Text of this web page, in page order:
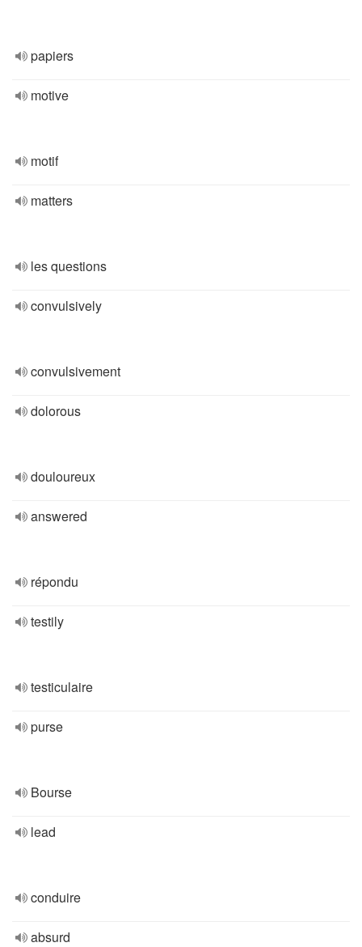
papiers
motive
motif
matters
les questions
convulsively
convulsivement
dolorous
douloureux
answered
répondu
testily
testiculaire
purse
Bourse
lead
conduire
absurd